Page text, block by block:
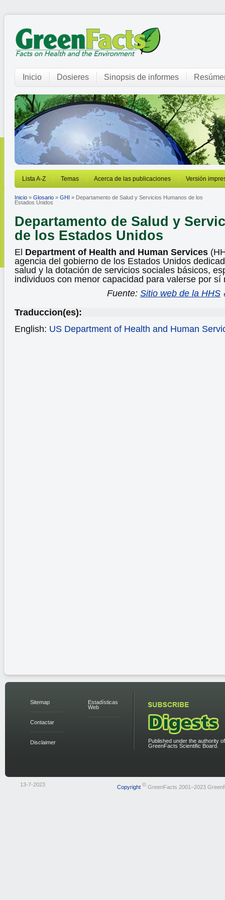
Inicio Dosieres Sinopsis de informes
Lista A-Z Temas Acerca de las publicaciones Versión
Inicio » Glosario » GHI » Departamento de Salud y Servicios Humanos de los
Estados Unidos
Departamento de Salud y
de los Estados Unidos
El Department of Health and Human Services
agencia del gobierno de los Estados Unidos
salud y la dotación de servicios sociales básicos,
individuos con menor capacidad para valerse por sí
Fuente: Sitio web de la HHS
Traduccion(es):
English: US Department of Health and Human
Sitemap
Contactar
Disclaimer
Estadísticas
Web
Published under the authority
GreenFacts Scientific Board.
13-7-2023 Copyright ©GreenFacts 2001–2023